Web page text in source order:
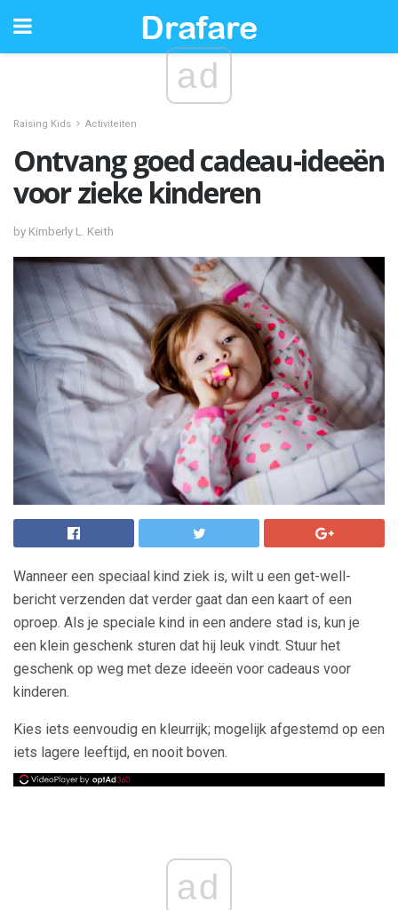
ad
Raising Kids Activiteiten
Ontvang goed cadeau-ideeën
voor zieke kinderen
by Kimberly L. Keith
Wanneer een speciaal kind ziek is, wilt u een get-well-
bericht verzenden dat verder gaat dan een kaart of een
oproep. Als je speciale kind in een andere stad is, kun je
een klein geschenk sturen dat hij leuk vindt. Stuur het
geschenk op weg met deze ideeën voor cadeaus voor
kinderen.
Kies iets eenvoudig en kleurrijk; mogelijk afgestemd op een
iets lagere leeftijd, en nooit boven.
ad